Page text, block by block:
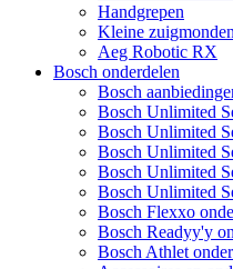
Handgrepen
Kleine
Aeg Robotic RX
Bosch onderdelen
Bosch
Bosch Unlimited
Bosch Unlimited
Bosch Unlimited
Bosch Unlimited
Bosch Unlimited
Bosch Flexxo
Bosch Readyy'y
Bosch Athlet